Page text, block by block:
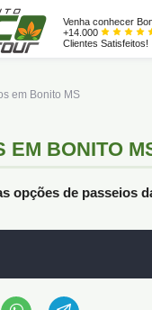
Venha conhecer
+14.000
Clientes Satisfeitos!
em Bonito MS
EM BONITO
opções de passeios